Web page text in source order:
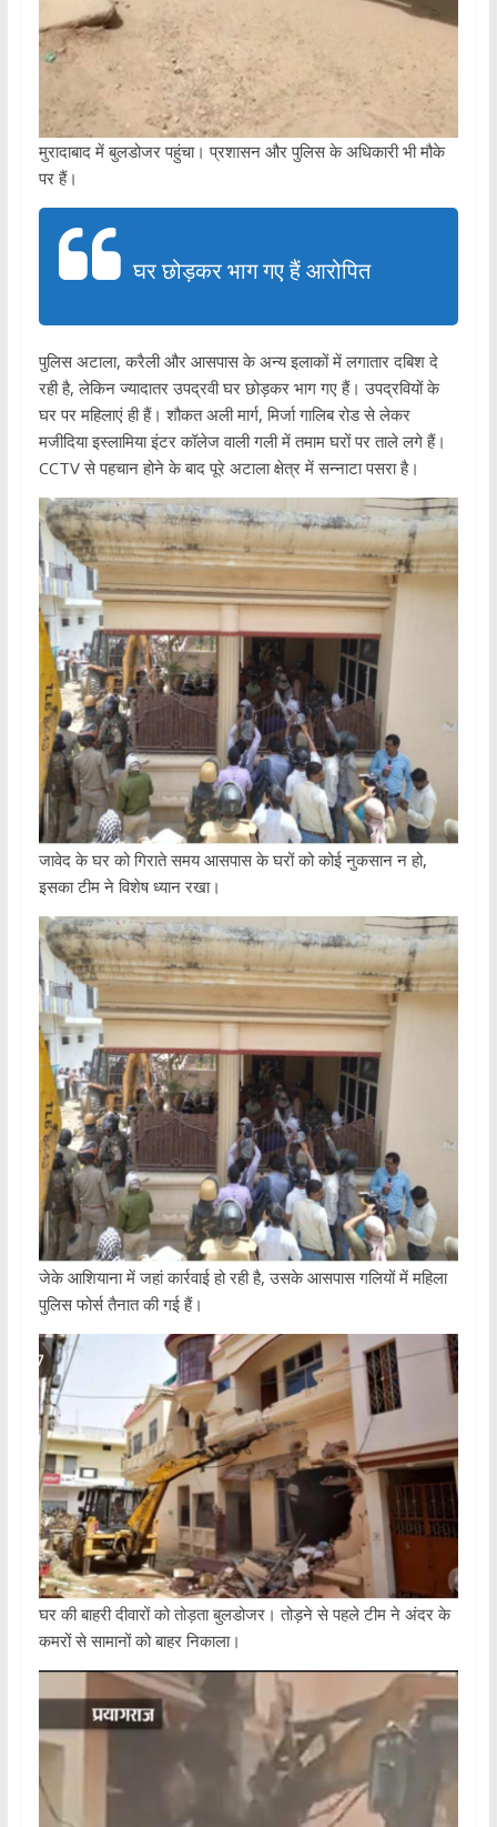
मुरादाबाद में बुलडोजर पहुंचा। प्रशासन और पुलिस के अधिकारी भी मौके
पर हैं।
घर छोड़कर भाग गए हैं आरोपित
पुलिस अटाला, करैली और आसपास के अन्य इलाकों में लगातार दबिश दे
रही है, लेकिन ज्यादातर उपद्रवी घर छोड़कर भाग गए हैं। उपद्रवियों के
घर पर महिलाएं ही हैं। शौकत अली मार्ग, मिर्जा गालिब रोड से लेकर
मजीदिया इस्लामिया इंटर कॉलेज वाली गली में तमाम घरों पर ताले लगे हैं।
CCTV से पहचान होने के बाद पूरे अटाला क्षेत्र में सन्नाटा पसरा है।
जावेद के घर को गिराते समय आसपास के घरों को कोई नुकसान न हो,
इसका टीम ने विशेष ध्यान रखा।
जेके आशियाना में जहां कार्रवाई हो रही है, उसके आसपास गलियों में महिला
पुलिस फोर्स तैनात की गई हैं।
घर की बाहरी दीवारों को तोड़ता बुलडोजर। तोड़ने से पहले टीम ने अंदर के
कमरों से सामानों को बाहर निकाला।